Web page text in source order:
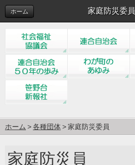
家庭防災委員
ホーム
ホーム 各種団体 家庭防災委員
家庭防災員